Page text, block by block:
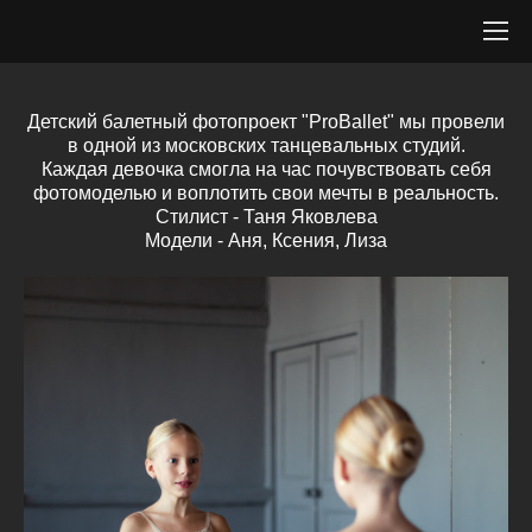
Детский балетный фотопроект "ProBallet" мы провели
в одной из московских танцевальных студий.
Каждая девочка смогла на час почувствовать себя
фотомоделью и воплотить свои мечты в реальность.
Стилист - Таня Яковлева
Модели - Аня, Ксения, Лиза